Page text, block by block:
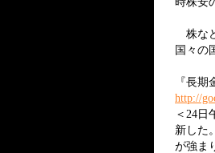
株な
国々の
『長
http://
＜24日
新した
が強ま